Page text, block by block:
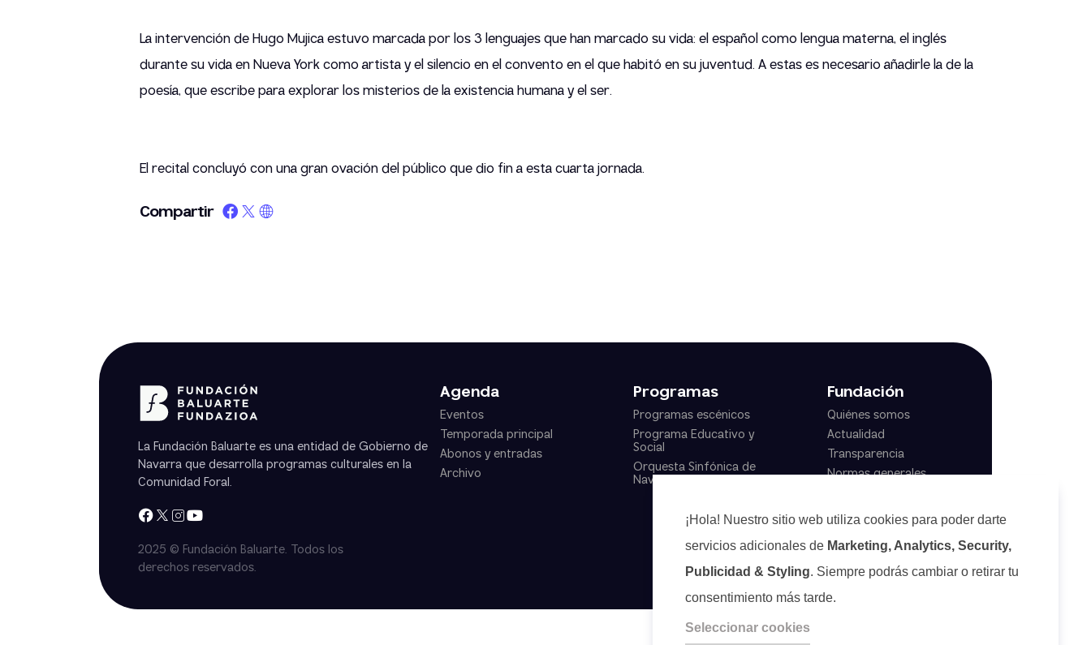
La intervención de Hugo Mujica estuvo marcada por los 3 lenguajes que han marcado su vida: el español como lengua materna, el inglés
durante su vida en Nueva York como artista y el silencio en el convento en el que habitó en su juventud. A estas es necesario añadirle la de la
poesía, que escribe para explorar los misterios de la existencia humana y el ser.
El recital concluyó con una gran ovación del público que dio fin a esta cuarta jornada.
Compartir
La Fundación Baluarte es una entidad de Gobierno de
Navarra que desarrolla programas culturales en la
Comunidad Foral.
2025 © Fundación Baluarte. Todos los
derechos reservados.
Agenda
Eventos
Temporada principal
Abonos y entradas
Archivo
Programas
Programas escénicos
Programa Educativo y
Social
Orquesta Sinfónica de
Navarra
Fundación
Quiénes somos
Actualidad
Transparencia
Normas generales
¡Hola! Nuestro sitio web utiliza cookies para poder darte
servicios adicionales de Marketing, Analytics, Security,
Publicidad & Styling. Siempre podrás cambiar o retirar tu
consentimiento más tarde.
Seleccionar cookies